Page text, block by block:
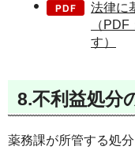
法律に
（
す）
8.不利益処分
薬務課が所管する処